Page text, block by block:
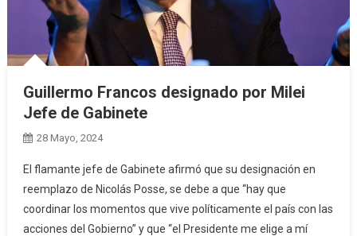
Guillermo Francos designado por Milei
Jefe de Gabinete
28 Mayo, 2024
El flamante jefe de Gabinete afirmó que su designación en
reemplazo de Nicolás Posse, se debe a que “hay que
coordinar los momentos que vive políticamente el país con las
acciones del Gobierno” y que “el Presidente me elige a mí